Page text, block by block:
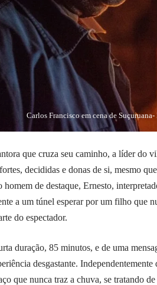
Carlos Francisco em cena de
que cruza seu caminho, a líder do
decididas e donas de si, mesmo
homem de destaque, Ernesto,
a um túnel esperar por um filho que
do espectador.
duração, 85 minutos, e de uma
desgastante.
que nunca traz a chuva, se tratando